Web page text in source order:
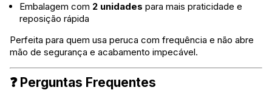
Embalagem com 2 unidades para mais praticidade e
reposição rápida
Perfeita para quem usa peruca com frequência e não abre
mão de segurança e acabamento impecável.
❓ Perguntas Frequentes